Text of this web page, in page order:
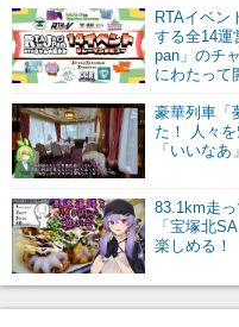
ニコニコQ
RTAイベン
する全14運
pan」のチ
にわたって
豪華列車「
た！ 人々
「いいな
83.1km走
「宝塚北
楽しめる！